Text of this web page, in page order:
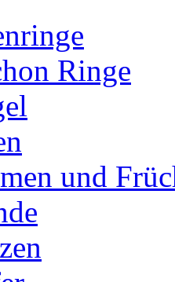
Ringe
und